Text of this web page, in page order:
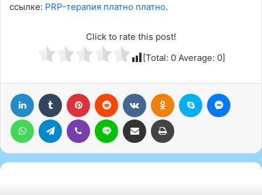
ссылке: PRP-терапия платно платно.
Click to rate this post!
[Total: 0Average: 0]